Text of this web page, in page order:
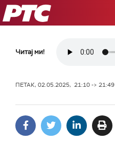
РТС
Читај ми!
ПЕТАК, 02.05.2025, 21:10 -> 21:49